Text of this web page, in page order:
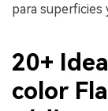
para
20+
color